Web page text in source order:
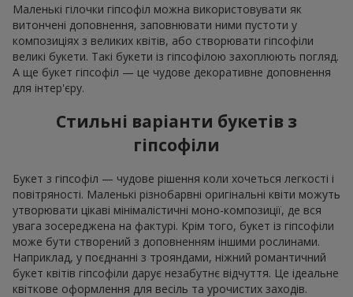
Маленькі гілочки гіпсофіл можна використовувати як
витончені доповнення, заповнювати ними пустоти у
композиціях з великих квітів, або створювати гіпсофіли
великі букети. Такі букети із гіпсофілою захоплюють погляд.
А ще букет гіпсофіл — це чудове декоративне доповнення
для інтер'єру.
Стильні варіанти букетів з
гіпсофіли
Букет з гіпсофіл — чудове рішення коли хочеться легкості і
повітряності. Маленькі різнобарвні оригінальні квіти можуть
утворювати цікаві мінімалістичні моно-композиції, де вся
увага зосереджена на фактурі. Крім того, букет із гіпсофіли
може бути створений з доповненням іншими рослинами.
Наприклад, у поєднанні з трояндами, ніжний романтичний
букет квітів гіпсофіли дарує незабутнє відчуття. Це ідеальне
квіткове оформлення для весіль та урочистих заходів.